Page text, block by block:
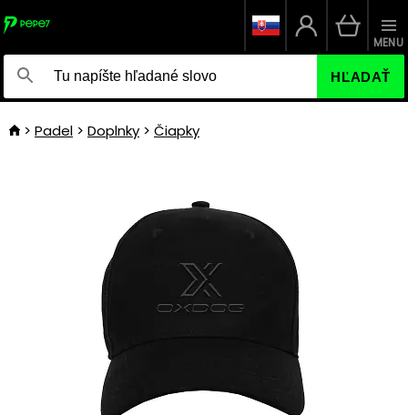
HĽADAŤ
MENU
Padel Doplnky Čiapky